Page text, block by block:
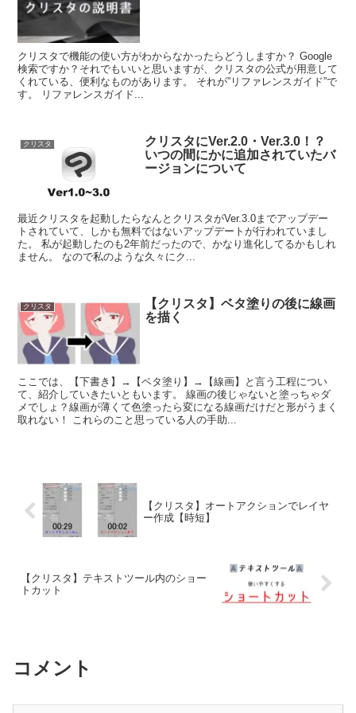
クリスタで機能の使い方がわからなかったらどうしますか？ Google
検索ですか？それでもいいと思いますが、クリスタの公式が用意して
くれている、便利なものがあります。 それが”リファレンスガイド”で
す。 リファレンスガイド...
クリスタ
クリスタにVer.2.0・Ver.3.0！？
いつの間にかに追加されていたバ
ージョンについて
最近クリスタを起動したらなんとクリスタがVer.3.0までアップデー
トされていて、しかも無料ではないアップデートが行われていまし
た。 私が起動したのも2年前だったので、かなり進化してるかもしれ
ません。 なので私のような久々にク...
クリスタ
【クリスタ】ベタ塗りの後に線画
を描く
ここでは、【下書き】→【ベタ塗り】→【線画】と言う工程につい
て、紹介していきたいともいます。 線画の後じゃないと塗っちゃダ
メでしょ？線画が薄くて色塗ったら変になる線画だけだと形がうまく
取れない！ これらのこと思っている人の手助...
【クリスタ】オートアクションでレイヤ
ー作成【時短】
【クリスタ】テキストツール内のショー
トカット
コメント